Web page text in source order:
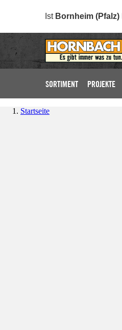
Ist Bornheim (Pfalz)
SORTIMENT PROJEKTE
Startseite